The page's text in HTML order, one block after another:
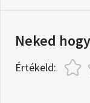
Neked
Értékeld: